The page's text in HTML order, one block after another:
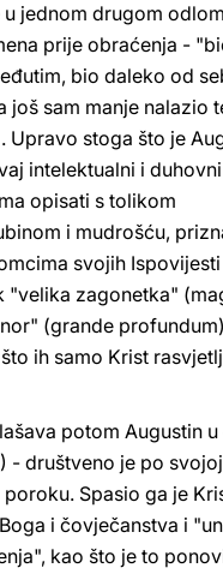
jednom drugom
prije obraćenja -
bio daleko od
još sam manje nalazio
Upravo stoga što je
intelektualni i
opisati s tolikom
i mudrošću,
svojih Ispovijesti
"velika zagonetka"
(grande
ih samo Krist
potom Augustin u
- društveno je po
Spasio ga je
i čovječanstva i
kao što je to